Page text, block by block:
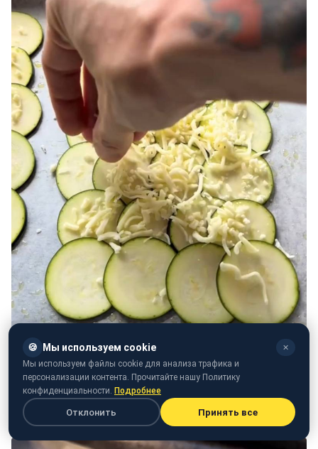
🍪 Мы используем cookie ✕
Мы используем файлы cookie для анализа трафика и
персонализации контента. Прочитайте нашу Политику
конфиденциальности. Подробнее
Отклонить Принять все